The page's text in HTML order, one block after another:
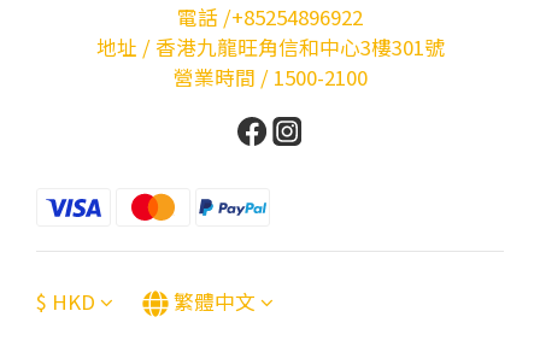
電話 /+85254896922
地址 / 香港九龍旺角信和中心3樓301號
營業時間 / 1500-2100
$ HKD 繁體中文